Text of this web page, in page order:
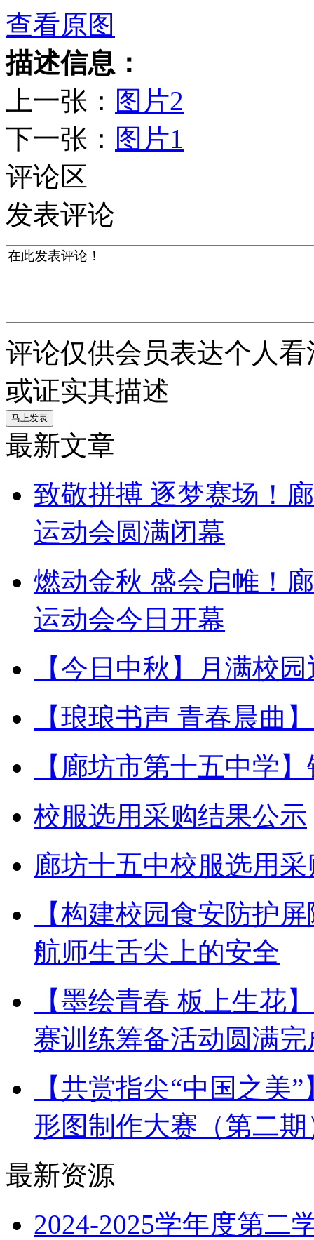
查看原图
描述信息：
上一张： 图片2
下一张： 图片1
评论区
发表评论
评论仅供会员表达个人
或证实其描述
最新文章
致敬拼搏 逐梦赛场！
运动会圆满闭幕
燃动金秋 盛会启帷！
运动会今日开幕
【今日中秋】月满校
【琅琅书声 青春晨曲
【廊坊市第十五中学
校服选用采购结果公示
廊坊十五中校服选用
【构建校园食安防护
航师生舌尖上的安全
【墨绘青春 板上生花
赛训练筹备活动圆满完
【共赏指尖“中国之美
形图制作大赛（第二期
最新资源
2024-2025学年度第二